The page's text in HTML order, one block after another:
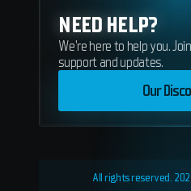
NEED HELP?
We're here to help you.
support and updates.
Our
All rights reserved.